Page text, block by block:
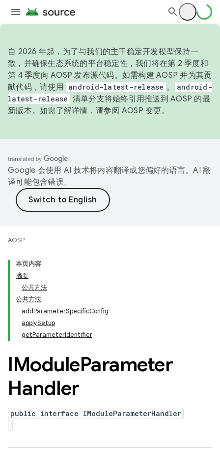
自 2026 年起，为了与我们的主干稳定开发模型保持一
致，并确保生态系统的平台稳定性，我们将在第 2 季度和
第 4 季度向 AOSP 发布源代码。如需构建 AOSP 并为其贡
献代码，请使用 android-latest-release 。
android-
latest-release 清单分支将始终引用推送到 AOSP 的最
新版本。如需了解详情，请参阅 AOSP 变更。
Google 会使用 AI 技术将内容翻译成您偏好的语言。AI 翻
译可能包含错误。
AOSP
本页内容
摘要
公共方法
公共方法
addParameterSpecificConfig
applySetup
getParameterIdentifier
IModuleParameter
Handler
public interface IModuleParameterHandler